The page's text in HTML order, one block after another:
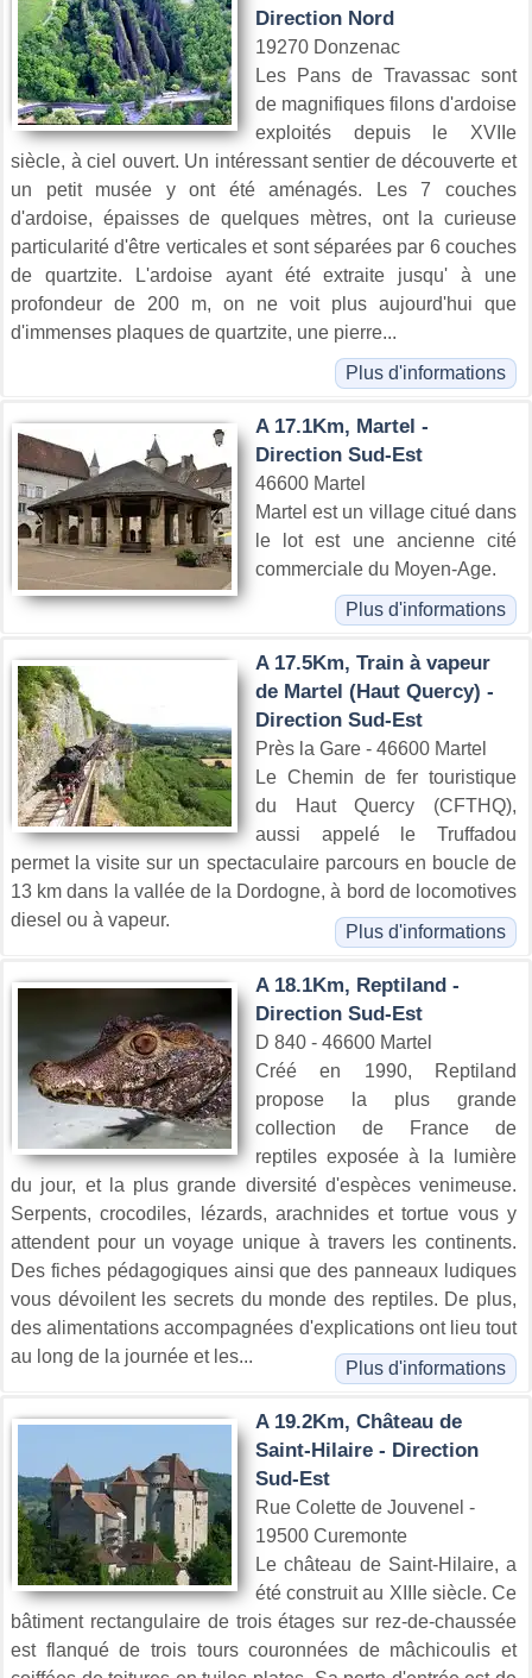
Direction Nord
19270 Donzenac
Les Pans de Travassac sont
de magnifiques filons d'ardoise
exploités depuis le XVIIe
siècle, à ciel ouvert. Un intéressant sentier de découverte et
un petit musée y ont été aménagés. Les 7 couches
d'ardoise, épaisses de quelques mètres, ont la curieuse
particularité d'être verticales et sont séparées par 6 couches
de quartzite. L'ardoise ayant été extraite jusqu' à une
profondeur de 200 m, on ne voit plus aujourd'hui que
d'immenses plaques de quartzite, une pierre...
Plus d'informations
A 17.1Km, Martel -
Direction Sud-Est
46600 Martel
Martel est un village citué dans
le lot est une ancienne cité
commerciale du Moyen-Age.
Plus d'informations
A 17.5Km, Train à vapeur
de Martel (Haut Quercy) -
Direction Sud-Est
Près la Gare - 46600 Martel
Le Chemin de fer touristique
du Haut Quercy (CFTHQ),
aussi appelé le Truffadou
permet la visite sur un spectaculaire parcours en boucle de
13 km dans la vallée de la Dordogne, à bord de locomotives
diesel ou à vapeur.
Plus d'informations
A 18.1Km, Reptiland -
Direction Sud-Est
D 840 - 46600 Martel
Créé en 1990, Reptiland
propose la plus grande
collection de France de
reptiles exposée à la lumière
du jour, et la plus grande diversité d'espèces venimeuse.
Serpents, crocodiles, lézards, arachnides et tortue vous y
attendent pour un voyage unique à travers les continents.
Des fiches pédagogiques ainsi que des panneaux ludiques
vous dévoilent les secrets du monde des reptiles. De plus,
des alimentations accompagnées d'explications ont lieu tout
au long de la journée et les...
Plus d'informations
A 19.2Km, Château de
Saint-Hilaire - Direction
Sud-Est
Rue Colette de Jouvenel -
19500 Curemonte
Le château de Saint-Hilaire, a
été construit au XIIIe siècle. Ce
bâtiment rectangulaire de trois étages sur rez-de-chaussée
est flanqué de trois tours couronnées de mâchicoulis et